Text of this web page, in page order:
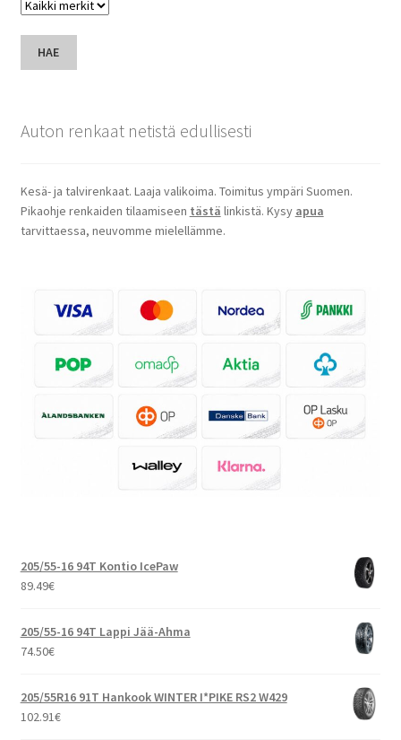
HAE
Auton renkaat netistä edullisesti
Kesä- ja talvirenkaat. Laaja valikoima. Toimitus ympäri Suomen.
Pikaohje renkaiden tilaamiseen tästä linkistä. Kysy apua
tarvittaessa, neuvomme mielellämme.
205/55-16 94T Kontio IcePaw
89.49€
205/55-16 94T Lappi Jää-Ahma
74.50€
205/55R16 91T Hankook WINTER I*PIKE RS2 W429
102.91€